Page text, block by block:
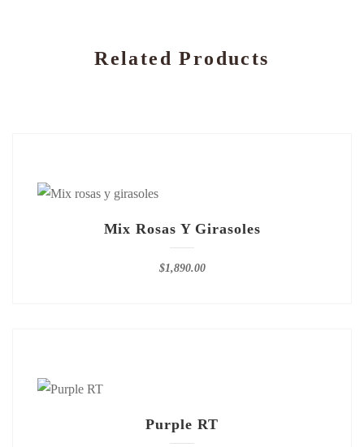
Related Products
Mix Rosas Y Girasoles
$1,890.00
Purple RT